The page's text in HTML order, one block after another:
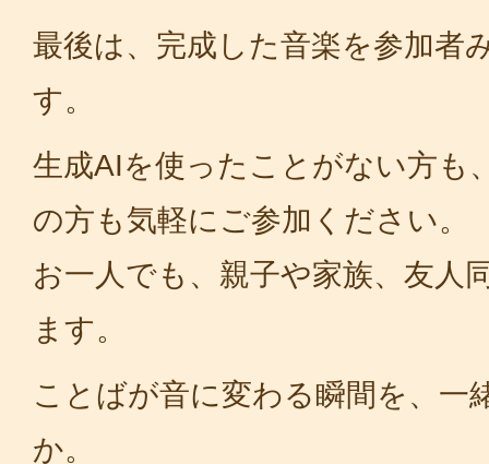
最後は、完成した音楽を参加者
す。
生成AIを使ったことがない方も
の方も気軽にご参加ください。
お一人でも、親子や家族、友人
ます。
ことばが音に変わる瞬間を、一
か。